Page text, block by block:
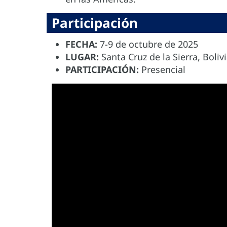
Participación
FECHA: 7-9 de octubre de 2025
LUGAR: Santa Cruz de la Sierra,
PARTICIPACIÓN: Presencial